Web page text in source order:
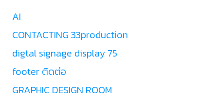
AI
CONTACTING 33production
digtal signage display 75
footer ติดต่อ
GRAPHIC DESIGN ROOM